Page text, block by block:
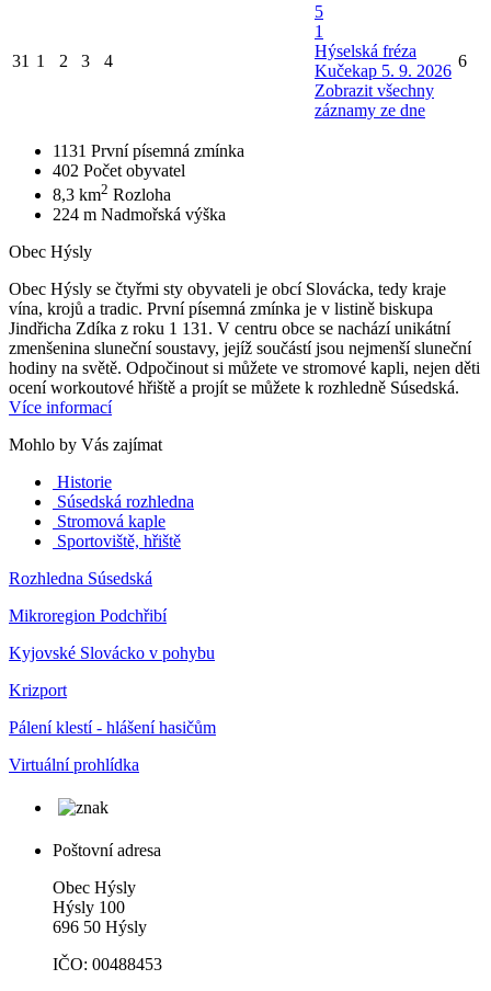
31 1 2 3 4
5
1
Hýselská fréza
Kučekap 5. 9. 2026
Zobrazit všechny
záznamy ze dne
6
1131 První písemná zmínka
402 Počet obyvatel
8,3 km2 Rozloha
224 m Nadmořská výška
Obec Hýsly
Obec Hýsly se čtyřmi sty obyvateli je obcí Slovácka, tedy kraje
vína, krojů a tradic. První písemná zmínka je v listině biskupa
Jindřicha Zdíka z roku 1 131. V centru obce se nachází unikátní
zmenšenina sluneční soustavy, jejíž součástí jsou nejmenší sluneční
hodiny na světě. Odpočinout si můžete ve stromové kapli, nejen děti
ocení workoutové hřiště a projít se můžete k rozhledně Súsedská.
Více informací
Mohlo by Vás zajímat
Historie
Súsedská rozhledna
Stromová kaple
Sportoviště, hřiště
Rozhledna Súsedská
Mikroregion Podchřibí
Kyjovské Slovácko v pohybu
Krizport
Pálení klestí - hlášení hasičům
Virtuální prohlídka
Poštovní adresa
Obec Hýsly
Hýsly 100
696 50 Hýsly
IČO: 00488453